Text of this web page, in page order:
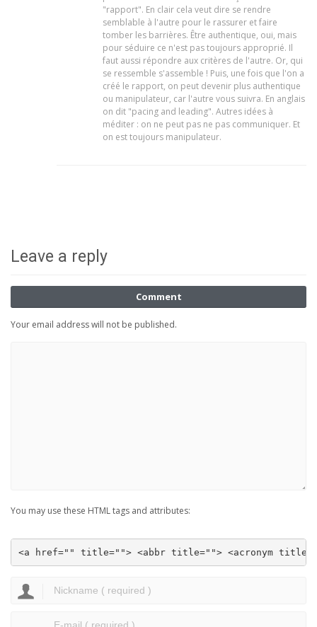
"rapport". En clair cela veut dire se rendre
semblable à l'autre pour le rassurer et faire
tomber les barrières. Être authentique, oui, mais
pour séduire ce n'est pas toujours approprié. Il
faut aussi répondre aux critères de l'autre. Or, qui
se ressemble s'assemble ! Puis, une fois que l'on a
créé le rapport, on peut devenir plus authentique
ou manipulateur, car l'autre vous suivra. En anglais
on dit "pacing and leading". Autres idées à
méditer : on ne peut pas ne pas communiquer. Et
on est toujours manipulateur.
Leave a reply
Comment
Your email address will not be published.
You may use these HTML tags and attributes:
<a href="" title=""> <abbr title=""> <acronym